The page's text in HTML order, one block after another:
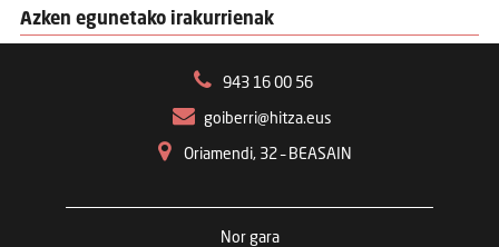
Azken egunetako irakurrienak
943 16 00 56
goiberri@hitza.eus
Oriamendi, 32 – BEASAIN
Nor gara